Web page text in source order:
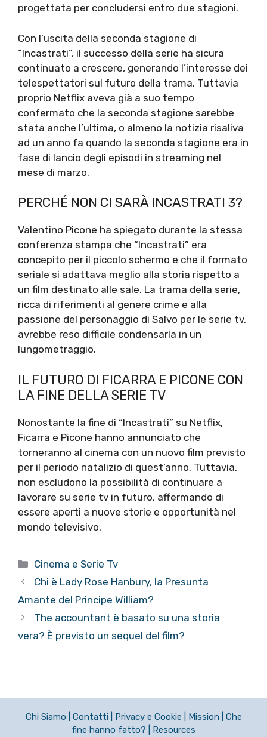
progettata per concludersi entro due stagioni.
Con l’uscita della seconda stagione di
“Incastrati”, il successo della serie ha sicura
continuato a crescere, generando l’interesse dei
telespettatori sul futuro della trama. Tuttavia
proprio Netflix aveva già a suo tempo
confermato che la seconda stagione sarebbe
stata anche l’ultima, o almeno la notizia risaliva
ad un anno fa quando la seconda stagione era in
fase di lancio degli episodi in streaming nel
mese di marzo.
PERCHÉ NON CI SARÀ INCASTRATI 3?
Valentino Picone ha spiegato durante la stessa
conferenza stampa che “Incastrati” era
concepito per il piccolo schermo e che il formato
seriale si adattava meglio alla storia rispetto a
un film destinato alle sale. La trama della serie,
ricca di riferimenti al genere crime e alla
passione del personaggio di Salvo per le serie tv,
avrebbe reso difficile condensarla in un
lungometraggio.
IL FUTURO DI FICARRA E PICONE CON
LA FINE DELLA SERIE TV
Nonostante la fine di “Incastrati” su Netflix,
Ficarra e Picone hanno annunciato che
torneranno al cinema con un nuovo film previsto
per il periodo natalizio di quest’anno. Tuttavia,
non escludono la possibilità di continuare a
lavorare su serie tv in futuro, affermando di
essere aperti a nuove storie e opportunità nel
mondo televisivo.
Categorie
Cinema e Serie Tv
Chi è Lady Rose Hanbury, la Presunta
Amante del Principe William?
The accountant è basato su una storia
vera? È previsto un sequel del film?
Chi Siamo Contatti Privacy e Cookie Mission
Che
fine hanno fatto?
Resources